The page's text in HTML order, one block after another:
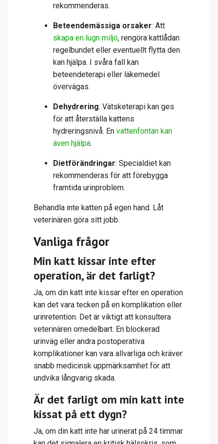
rekommenderas.
Beteendemässiga orsaker: Att
skapa en lugn miljö, rengöra kattlådan
regelbundet eller eventuellt flytta den
kan hjälpa. I svåra fall kan
beteendeterapi eller läkemedel
övervägas.
Dehydrering: Vätsketerapi kan ges
för att återställa kattens
hydreringsnivå. En vattenfontän kan
även hjälpa.
Dietförändringar: Specialdiet kan
rekommenderas för att förebygga
framtida urinproblem.
Behandla inte katten på egen hand. Låt
veterinären göra sitt jobb.
Vanliga frågor
Min katt kissar inte efter
operation, är det farligt?
Ja, om din katt inte kissar efter en operation
kan det vara tecken på en komplikation eller
urinretention. Det är viktigt att konsultera
veterinären omedelbart. En blockerad
urinväg eller andra postoperativa
komplikationer kan vara allvarliga och kräver
snabb medicinsk uppmärksamhet för att
undvika långvarig skada.
Är det farligt om min katt inte
kissat på ett dygn?
Ja, om din katt inte har urinerat på 24 timmar